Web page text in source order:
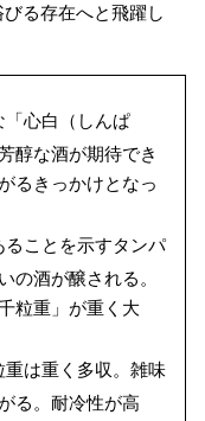
る存在へと飛躍し
「心白（しんぱ
醇な酒が期待でき
るきっかけとなっ
ることを示すタンパ
の酒が醸される。
粒重」が重く大
は重く多収。雑味
る。耐冷性が高